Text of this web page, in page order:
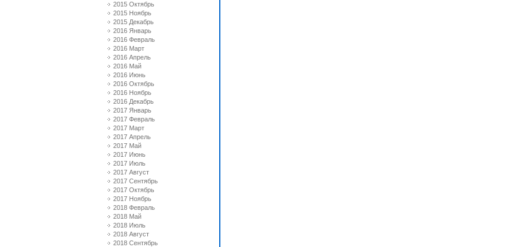
2015 Октябрь
2015 Ноябрь
2015 Декабрь
2016 Январь
2016 Февраль
2016 Март
2016 Апрель
2016 Май
2016 Июнь
2016 Октябрь
2016 Ноябрь
2016 Декабрь
2017 Январь
2017 Февраль
2017 Март
2017 Апрель
2017 Май
2017 Июнь
2017 Июль
2017 Август
2017 Сентябрь
2017 Октябрь
2017 Ноябрь
2018 Февраль
2018 Май
2018 Июль
2018 Август
2018 Сентябрь